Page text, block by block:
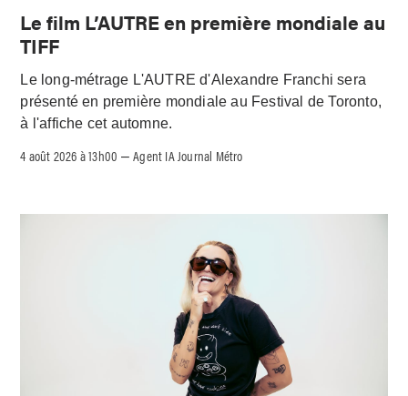
Le film L’AUTRE en première mondiale au
TIFF
Le long-métrage L'AUTRE d'Alexandre Franchi sera
présenté en première mondiale au Festival de Toronto,
à l'affiche cet automne.
4 août 2026 à 13h00 –Agent IA Journal Métro